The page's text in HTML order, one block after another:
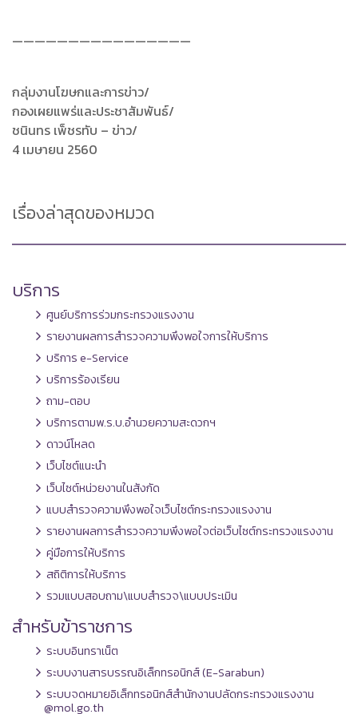
————————————————
กลุ่มงานโฆษกและการข่าว/
กองเผยแพร่และประชาสัมพันธ์/
ชนินทร เพ็ชรทับ – ข่าว/
4 เมษายน 2560
เรื่องล่าสุดของหมวด
บริการ
ศูนย์บริการร่วมกระทรวงแรงงาน
รายงานผลการสำรวจความพึงพอใจการให้บริการ
บริการ e-Service
บริการร้องเรียน
ถาม-ตอบ
บริการตามพ.ร.บ.อำนวยความสะดวกฯ
ดาวน์โหลด
เว็บไซต์แนะนำ
เว็บไซต์หน่วยงานในสังกัด
แบบสำรวจความพึงพอใจเว็บไซต์กระทรวงแรงงาน
รายงานผลการสำรวจความพึงพอใจต่อเว็บไซต์กระทรวงแรงงาน
คู่มือการให้บริการ
สถิติการให้บริการ
รวมแบบสอบถาม\แบบสำรวจ\แบบประเมิน
สำหรับข้าราชการ
ระบบอินทราเน็ต
ระบบงานสารบรรณอิเล็กทรอนิกส์ (E-Sarabun)
ระบบจดหมายอิเล็กทรอนิกส์สำนักงานปลัดกระทรวงแรงงาน
@mol.go.th